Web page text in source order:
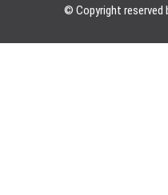
© Copyright reserved